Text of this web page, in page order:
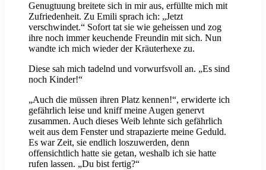
Genugtuung breitete sich in mir aus, erfüllte mich mit
Zufriedenheit. Zu Emili sprach ich: „Jetzt
verschwindet.“ Sofort tat sie wie geheissen und zog
ihre noch immer keuchende Freundin mit sich. Nun
wandte ich mich wieder der Kräuterhexe zu.
Diese sah mich tadelnd und vorwurfsvoll an. „Es sind
noch Kinder!“
„Auch die müssen ihren Platz kennen!“, erwiderte ich
gefährlich leise und kniff meine Augen genervt
zusammen. Auch dieses Weib lehnte sich gefährlich
weit aus dem Fenster und strapazierte meine Geduld.
Es war Zeit, sie endlich loszuwerden, denn
offensichtlich hatte sie getan, weshalb ich sie hatte
rufen lassen. „Du bist fertig?“